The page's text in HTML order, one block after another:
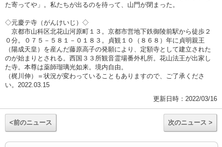
た寄ってや」。私たちが出るのを待って、山門が閉まった。
◇元慶テ寺（がんけいじ）◇
京都市山科区北花山河原町１３。京都市営地下鉄御陵前駅から徒歩２
０分。０７５－５８１－０１８３。貞観１０（８６８）年に貞明親王
（陽成天皇）を産んだ藤原高子の発願により、定額寺として建立された
のが始まりとされる。西国３３所観音霊場番外札所。花山法王が出家し
た寺。本尊は薬師瑠璃光如来。境内自由。
（梶川伸）＝状況が変わっていることもありますので、ご了承くださ
い。2022.03.15
更新日時：2022/03/16
<前のニュース 次のニュース >